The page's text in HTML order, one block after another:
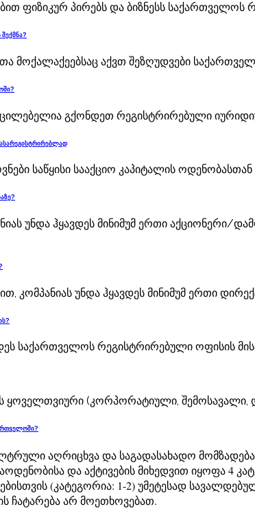
ფიზიკურ პირებს და ბიზნესს საქართველოს
მოქალაქეებსაც აქვთ შეზღუდვები
გქონდეთ რეგისტრირებული
საწყისი სააქციო კაპიტალის
უნდა ჰყავდეს მინიმუმ ერთი აქციონერი/
კომპანიას უნდა ჰყავდეს მინიმუმ ერთი
საქართველოს რეგისტრირებული ოფისის
ყოველთვიური (კორპორატიული, შემოსავალი,
აღრიცხვა და საგადასახადო
და აქტივების მიხედვით იყოფა 4
(კატეგორია: 1-2) უმეტესად
ჩატარება არ მოეთხოვებათ.